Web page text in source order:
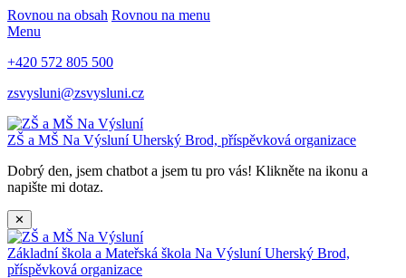
Rovnou na obsah Rovnou na menu
Menu
+420 572 805 500
zsvysluni@zsvysluni.cz
ZŠ a MŠ Na VýsluníUherský Brod, příspěvková organizace
Dobrý den, jsem chatbot a jsem tu pro vás! Klikněte na ikonu a
napište mi dotaz.
✕
Základní škola a Mateřská škola Na VýsluníUherský Brod,
příspěvková organizace